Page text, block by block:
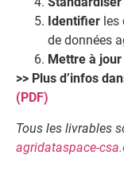
Identifier
de données
Mettre à jour
>> Plus d’infos
(PDF)
Tous les livrables
agridataspace-